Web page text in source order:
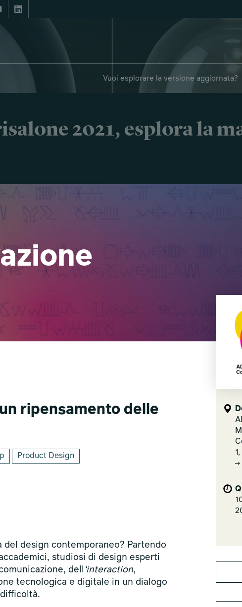
Vuoi esplorare la versione aggiornata?
2021, esplora la
ripensamento delle
Product Design
design contemporaneo? Partendo
studiosi di design esperti
dell
'interaction,
tecnologica e digitale in un dialogo